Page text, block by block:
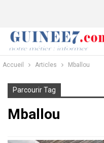
Accueil Articles Mballou
Parcourir Tag
Mballou